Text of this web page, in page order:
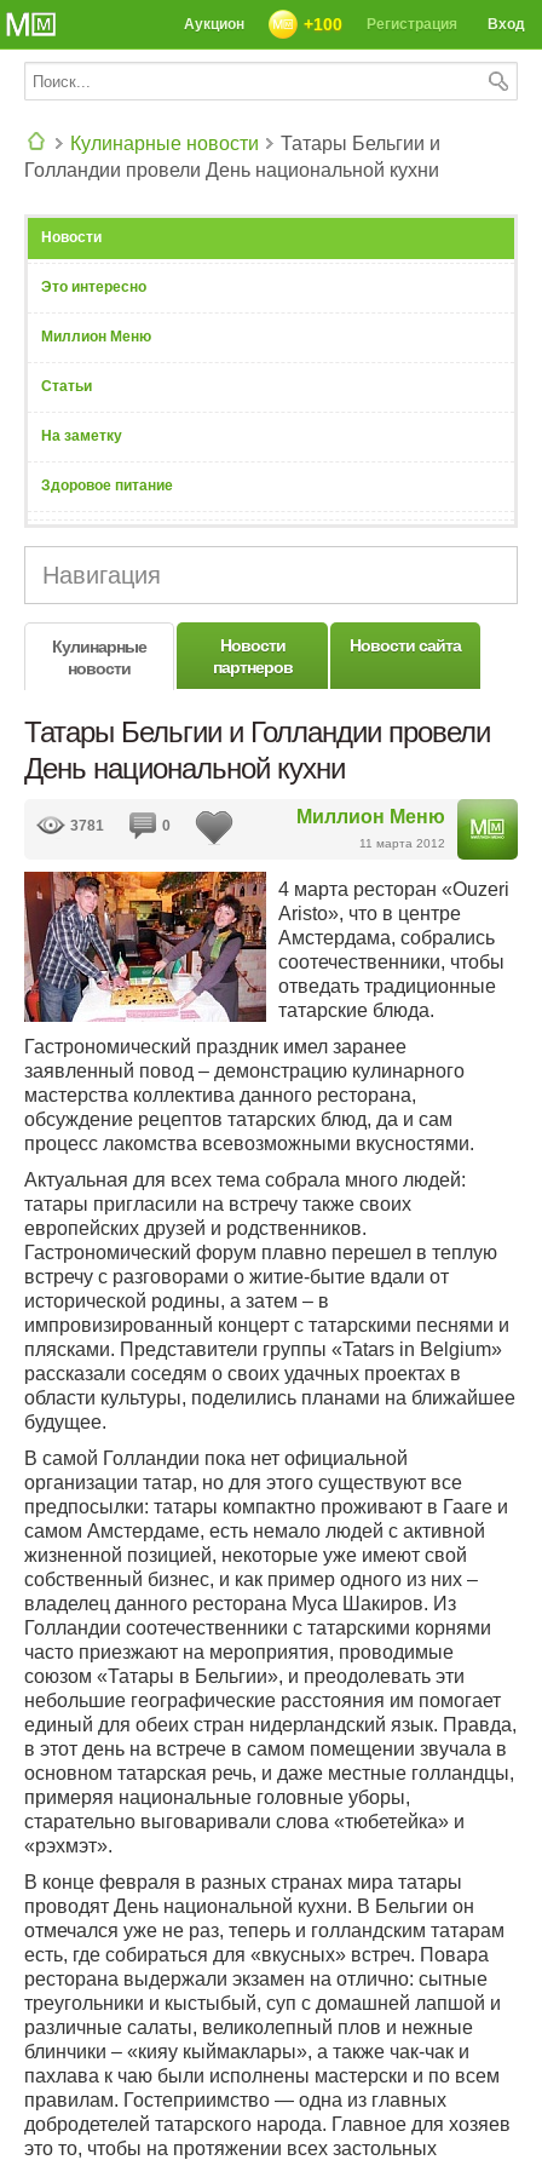
Вход
Регистрация
+100
Аукцион
Кулинарные новости
Татары Бельгии и
Голландии провели День национальной кухни
Новости
Это интересно
Миллион Меню
Статьи
На заметку
Здоровое питание
Навигация
Кулинарные
новости
Новости
партнеров
Новости сайта
Татары Бельгии и Голландии провели
День национальной кухни
Миллион Меню
11 марта 2012
3781 0
4 марта ресторан «Оuzeri
Аristo», что в центре
Амстердама, собрались
соотечественники, чтобы
отведать традиционные
татарские блюда.
Гастрономический праздник имел заранее
заявленный повод – демонстрацию кулинарного
мастерства коллектива данного ресторана,
обсуждение рецептов татарских блюд, да и сам
процесс лакомства всевозможными вкусностями.
Актуальная для всех тема собрала много людей:
татары пригласили на встречу также своих
европейских друзей и родственников.
Гастрономический форум плавно перешел в теплую
встречу с разговорами о житие-бытие вдали от
исторической родины, а затем – в
импровизированный концерт с татарскими песнями и
плясками. Представители группы «Tatars in Belgium»
рассказали соседям о своих удачных проектах в
области культуры, поделились планами на ближайшее
будущее.
В самой Голландии пока нет официальной
организации татар, но для этого существуют все
предпосылки: татары компактно проживают в Гааге и
самом Амстердаме, есть немало людей с активной
жизненной позицией, некоторые уже имеют свой
собственный бизнес, и как пример одного из них –
владелец данного ресторана Муса Шакиров. Из
Голландии соотечественники с татарскими корнями
часто приезжают на мероприятия, проводимые
союзом «Татары в Бельгии», и преодолевать эти
небольшие географические расстояния им помогает
единый для обеих стран нидерландский язык. Правда,
в этот день на встрече в самом помещении звучала в
основном татарская речь, и даже местные голландцы,
примеряя национальные головные уборы,
старательно выговаривали слова «тюбетейка» и
«рэхмэт».
В конце февраля в разных странах мира татары
проводят День национальной кухни. В Бельгии он
отмечался уже не раз, теперь и голландским татарам
есть, где собираться для «вкусных» встреч. Повара
ресторана выдержали экзамен на отлично: сытные
треугольники и кыстыбый, суп с домашней лапшой и
различные салаты, великолепный плов и нежные
блинчики – «кияу кыймаклары», а также чак-чак и
пахлава к чаю были исполнены мастерски и по всем
правилам. Гостеприимство — одна из главных
добродетелей татарского народа. Главное для хозяев
это то, чтобы на протяжении всех застольных